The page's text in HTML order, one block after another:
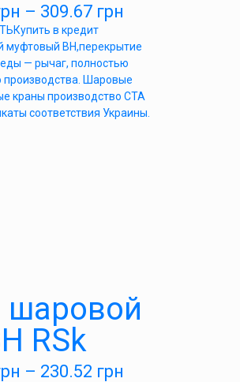
– 309.67 грн
Купить в кредит
муфтовый ВН,перекрытие
— рычаг, полностью
производства. Шаровые
краны производство СТА
соответствия Украины.
шаровой
RSk
– 230.52 грн